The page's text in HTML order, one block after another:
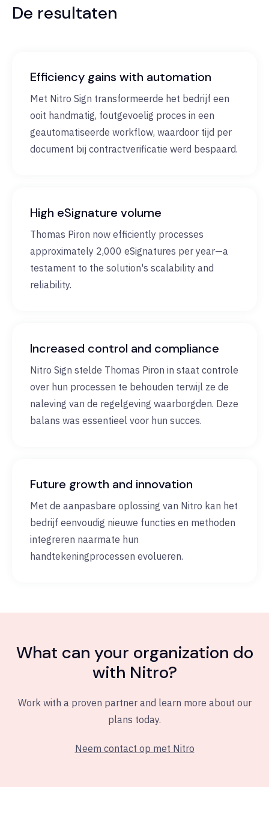
De resultaten
Efficiency gains with automation
Met Nitro Sign transformeerde het bedrijf een
ooit handmatig, foutgevoelig proces in een
geautomatiseerde workflow, waardoor tijd per
document bij contractverificatie werd bespaard.
High eSignature volume
Thomas Piron now efficiently processes
approximately 2,000 eSignatures per year—a
testament to the solution's scalability and
reliability.
Increased control and compliance
Nitro Sign stelde Thomas Piron in staat controle
over hun processen te behouden terwijl ze de
naleving van de regelgeving waarborgden. Deze
balans was essentieel voor hun succes.
Future growth and innovation
Met de aanpasbare oplossing van Nitro kan het
bedrijf eenvoudig nieuwe functies en methoden
integreren naarmate hun
handtekeningprocessen evolueren.
What can your organization do
with Nitro?
Work with a proven partner and learn more about our
plans today.
Neem contact op met Nitro